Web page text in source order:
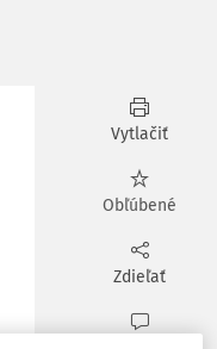
Vytlačiť
Obľúbené
Zdieľať